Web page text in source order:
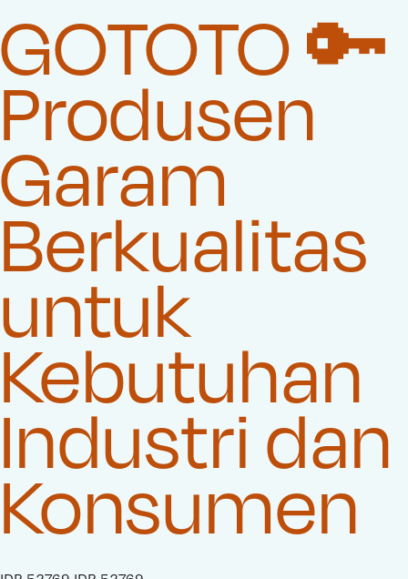
GOTOTO 🔑
Produsen
Garam
Berkualitas
untuk
Kebutuhan
Industri dan
Konsumen